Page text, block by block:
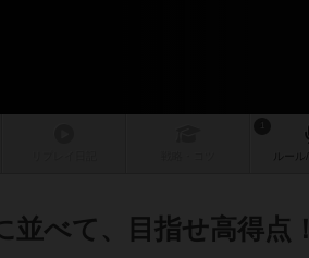
べて、目指せ高得点！